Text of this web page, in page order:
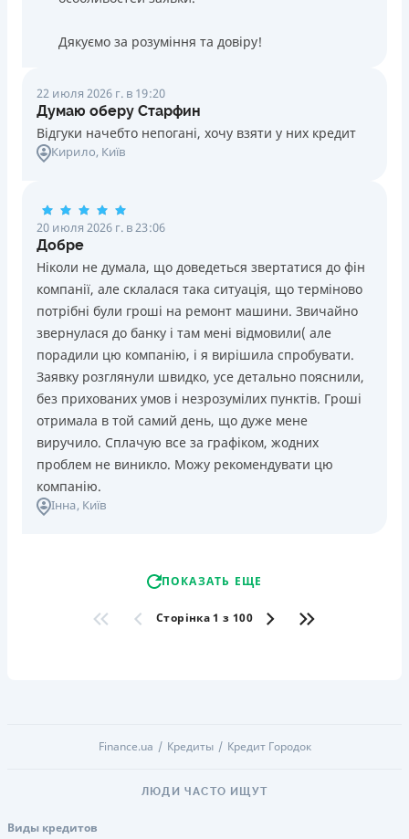
Дякуємо за розуміння та довіру!
22 июля 2026 г. в 19:20
Думаю оберу Старфин
Відгуки начебто непогані, хочу взяти у них кредит
Кирило, Київ
20 июля 2026 г. в 23:06
Добре
Ніколи не думала, що доведеться звертатися до фін
компанії, але склалася така ситуація, що терміново
потрібні були гроші на ремонт машини. Звичайно
звернулася до банку і там мені відмовили( але
порадили цю компанію, і я вирішила спробувати.
Заявку розглянули швидко, усе детально пояснили,
без прихованих умов і незрозумілих пунктів. Гроші
отримала в той самий день, що дуже мене
виручило. Сплачую все за графіком, жодних
проблем не виникло. Можу рекомендувати цю
компанію.
Інна, Київ
ПОКАЗАТЬ ЕЩЕ
Сторінка 1 з 100
Finance.ua Кредиты Кредит Городок
ЛЮДИ ЧАСТО ИЩУТ
Виды кредитов